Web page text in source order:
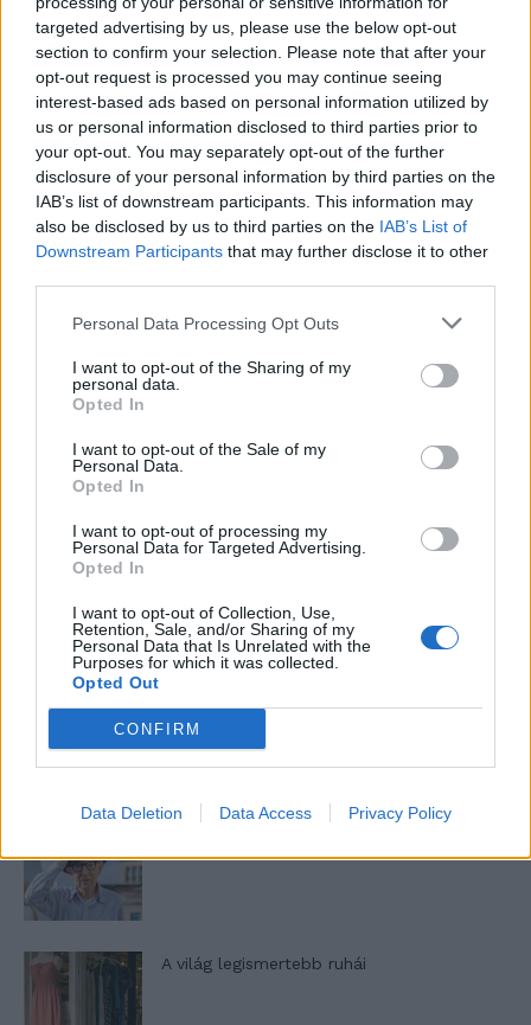
targeted advertising by us, please use the below opt-out
section to confirm your selection. Please note that after your
opt-out request is processed you may continue seeing
interest-based ads based on personal information utilized by
us or personal information disclosed to third parties prior to
your opt-out. You may separately opt-out of the further
disclosure of your personal information by third parties on the
IAB’s list of downstream participants. This information may
also be disclosed by us to third parties on the IAB’s List of
Downstream Participants that may further disclose it to other
Personal Data Processing Opt Outs
I want to opt-out of the Sharing of my
personal data.
Opted In
I want to opt-out of the Sale of my
Personal Data.
Opted In
I want to opt-out of processing my
Personal Data for Targeted Advertising.
Opted In
I want to opt-out of Collection, Use,
Retention, Sale, and/or Sharing of my
Personal Data that Is Unrelated with the
Purposes for which it was collected.
Opted Out
CONFIRM
Data Deletion Data Access Privacy Policy
Szent Genovéva, a túlélő Franciaország
jelképe
Minka 12. rész
T. szereti a fiatal lányokat 14. rész
nőknek, amikor segítséget kérnek?
A legidegesítőbb kifejezések laza
gyűjteménye
Elyna Robbs: Adéle és az örökölt árnyak
A világ legismertebb ruhái